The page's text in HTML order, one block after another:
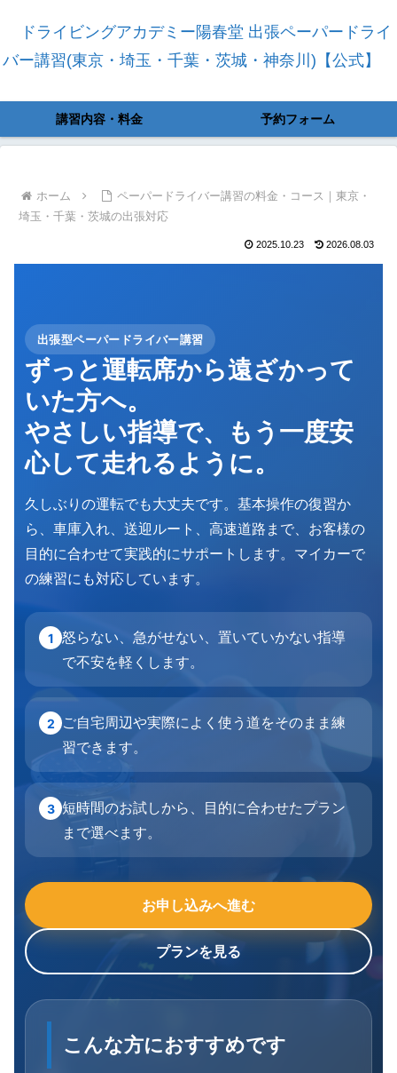
ドライビングアカデミー陽春堂 出張ペーパードライ
バー講習(東京・埼玉・千葉・茨城・神奈川)【公式】
講習内容・料金 予約フォーム
ホーム
ペーパードライバー講習の料金・コース｜東京・
埼玉・千葉・茨城の出張対応
2025.10.23 2026.08.03
出張型ペーパードライバー講習
ずっと運転席から遠ざかって
いた方へ。
やさしい指導で、もう一度安
心して走れるように。
久しぶりの運転でも大丈夫です。基本操作の復習か
ら、車庫入れ、送迎ルート、高速道路まで、お客様の
目的に合わせて実践的にサポートします。マイカーで
の練習にも対応しています。
1 怒らない、急がせない、置いていかない指導
で不安を軽くします。
2
ご自宅周辺や実際によく使う道をそのまま練
習できます。
3 短時間のお試しから、目的に合わせたプラン
まで選べます。
お申し込みへ進む
プランを見る
こんな方におすすめです